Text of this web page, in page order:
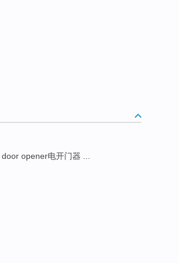
opener电开门器 ...